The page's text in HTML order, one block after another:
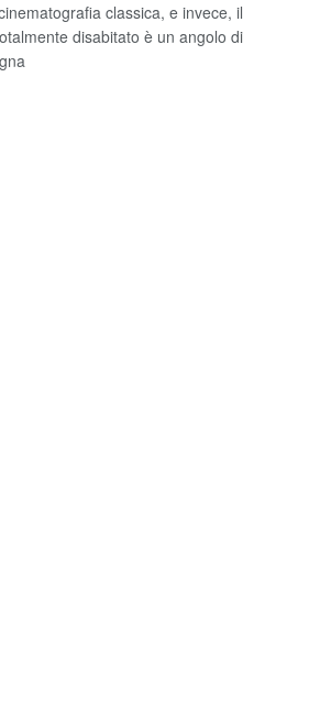
classica, e invece, il
disabitato è un angolo di